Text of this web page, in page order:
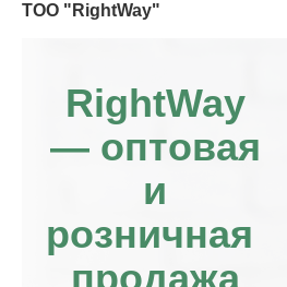
ТОО "RightWay"
RightWay
— оптовая
и
розничная
продажа